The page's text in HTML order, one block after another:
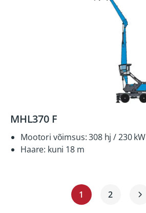
MHL370 F
Mootori võimsus: 308 hj / 230 kW
Haare: kuni 18 m
1 2